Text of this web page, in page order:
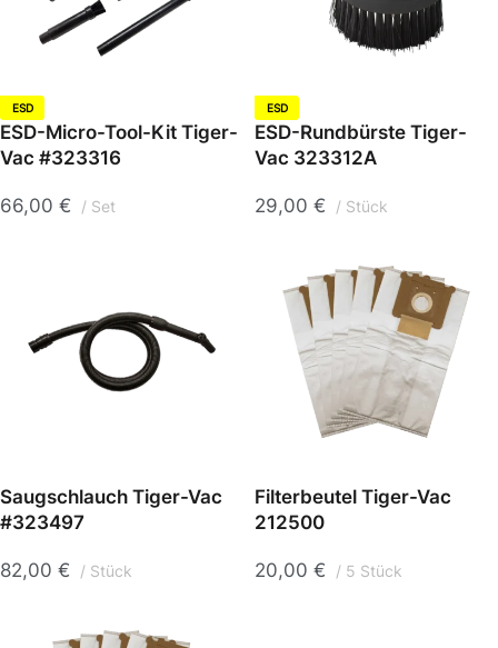
ESD
ESD-Micro-Tool-Kit Tiger-
Vac #323316
66,00 € Set
ESD
ESD-Rundbürste Tiger-
Vac 323312A
29,00 € Stück
Saugschlauch Tiger-Vac
#323497
82,00 € Stück
Filterbeutel Tiger-Vac
212500
20,00 € 5 Stück